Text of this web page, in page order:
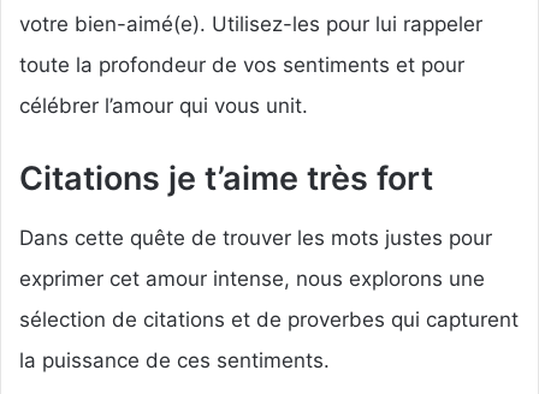
votre bien-aimé(e). Utilisez-les pour lui rappeler
toute la profondeur de vos sentiments et pour
célébrer l’amour qui vous unit.
Citations je t’aime très fort
Dans cette quête de trouver les mots justes pour
exprimer cet amour intense, nous explorons une
sélection de citations et de proverbes qui capturent
la puissance de ces sentiments.